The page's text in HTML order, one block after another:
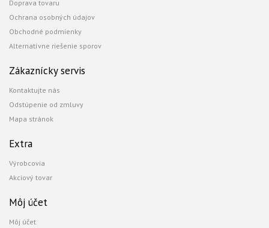
Doprava tovaru
Ochrana osobných údajov
Obchodné podmienky
Alternatívne riešenie sporov
Zákaznícky servis
Kontaktujte nás
Odstúpenie od zmluvy
Mapa stránok
Extra
Výrobcovia
Akciový tovar
Môj účet
Môj účet